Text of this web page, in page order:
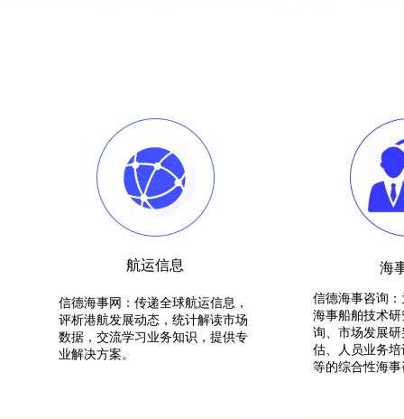
海
航运信息
信德海事咨询
海事船舶技术
询、市场发展
估、人员业务
等的综合性海
信德海事网： 传递全球航运信息，
评析港航发展动态，统计解读市场
数据，交流学习业务知识，提供专
业解决方案。